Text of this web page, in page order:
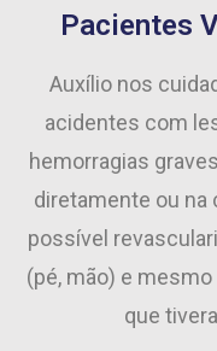
Pacientes
Auxílio nos
acidentes com
hemorragias
diretamente ou
possível
(pé, mão) e
que